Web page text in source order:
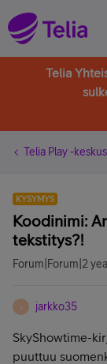
Telia
Telia Play -
KYSYMYS
Koodinimi:
tekstitys?!
Forum|Forum|2
J jarkko35
SkyShowtime-
puuttuu